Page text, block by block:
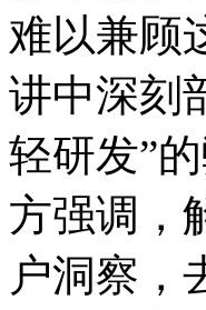
难以兼顾
讲中深刻
轻研发”
方强调，
户洞察，